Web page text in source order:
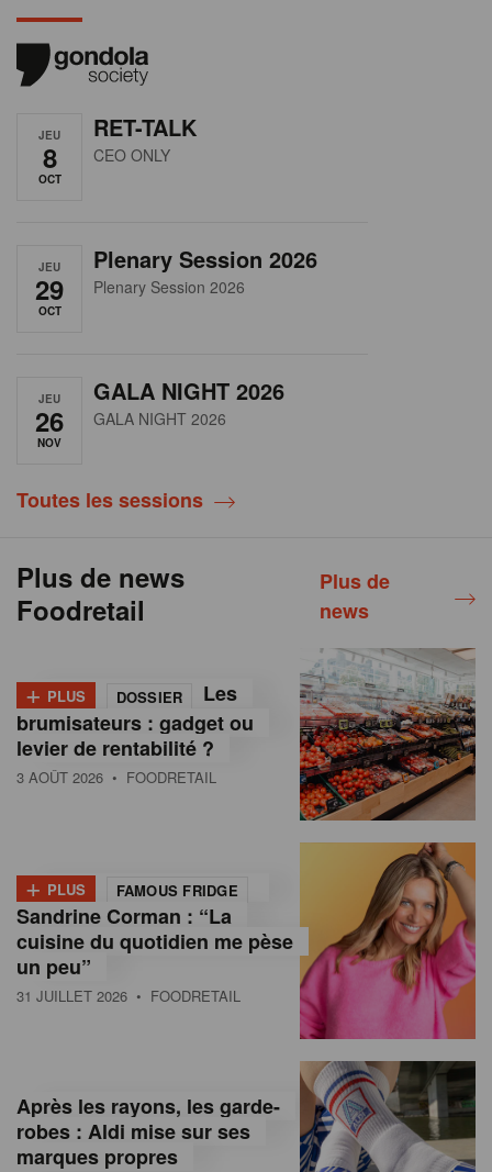
JEU
8
OCT
RET-TALK
CEO ONLY
JEU
29
OCT
Plenary Session 2026
Plenary Session 2026
JEU
26
NOV
GALA NIGHT 2026
GALA NIGHT 2026
Toutes les sessions
Plus de news
Foodretail
Plus de
news
+ PLUS DOSSIER
Les
brumisateurs : gadget ou
levier de rentabilité ?
3 AOÛT 2026 • FOODRETAIL
+ PLUS FAMOUS FRIDGE
Sandrine Corman : “La
cuisine du quotidien me pèse
un peu”
31 JUILLET 2026 • FOODRETAIL
Après les rayons, les garde-
robes : Aldi mise sur ses
marques propres